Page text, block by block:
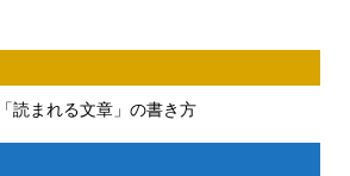
読まれる文章」の書き方